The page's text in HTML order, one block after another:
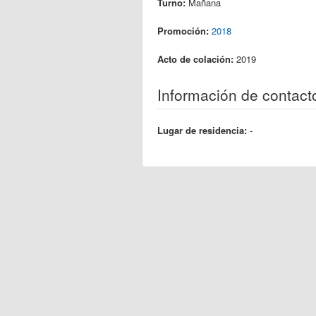
Promoción: 2018
Acto de colación: 2019
Información de
Lugar de residencia: -